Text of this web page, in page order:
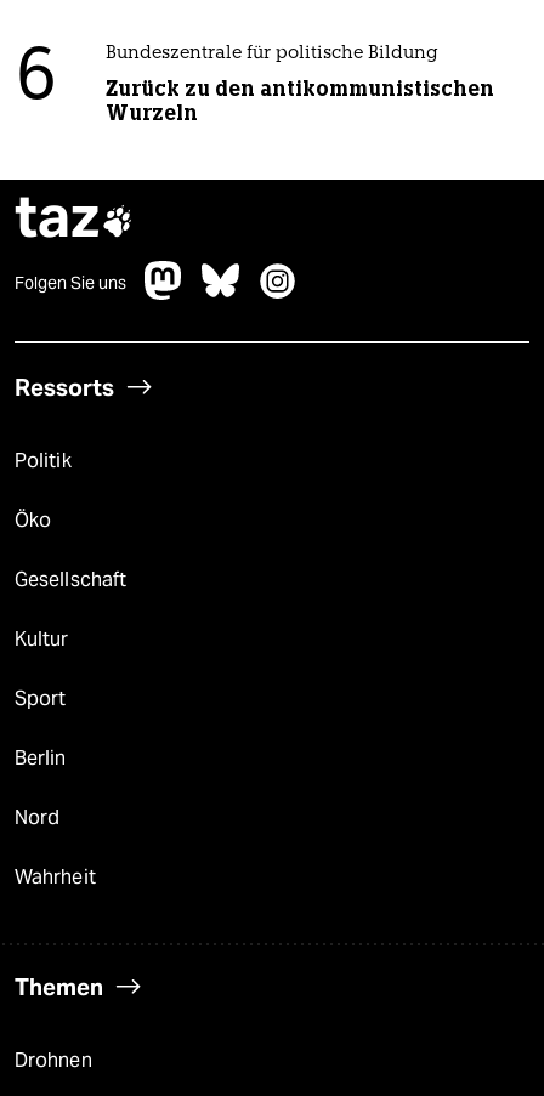
6 Bundeszentrale für politische Bildung
Zurück zu den antikommunistischen
Wurzeln
taz
Folgen Sie uns
Ressorts
Politik
Öko
Gesellschaft
Kultur
Sport
Berlin
Nord
Wahrheit
Themen
Drohnen